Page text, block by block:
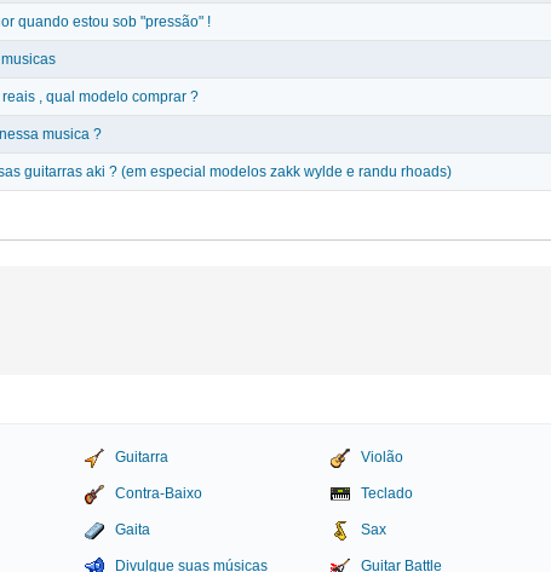
quando estou sob "pressão" !
, qual modelo comprar ?
musica ?
guitarras aki ? (em especial modelos zakk wylde e randu rhoads)
Guitarra Violão
Contra-Baixo Teclado
Gaita Sax
Divulgue suas músicas Guitar Battle